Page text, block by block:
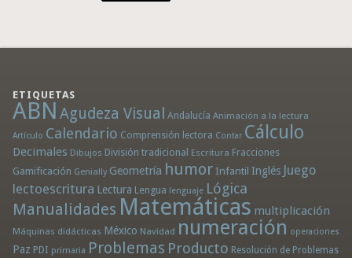
ETIQUETAS
ABN Agudeza Visual Andalucía Animación a la lectura
Artículo Calendario Comprensión lectora Contar Cálculo
Decimales Dibujos División tradicional Escritura Fracciones
Gamificación Genially Geometría humor Infantil Inglés Juego
lectoescritura Lectura Lengua lenguaje Lógica
Manualidades Matemáticas multiplicación
Máquinas didácticas México Navidad numeración operaciones
Paz PDI primaria Problemas Producto Resolución de Problemas